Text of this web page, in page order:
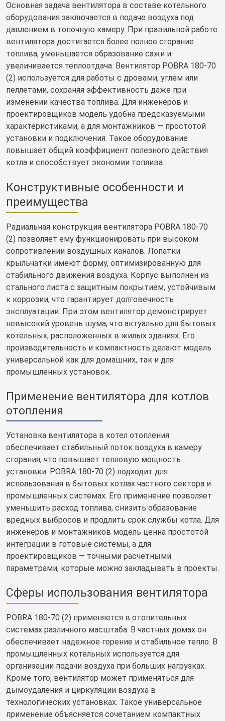
Основная задача вентилятора в составе котельного
оборудования заключается в подаче воздуха под
давлением в топочную камеру. При правильной работе
вентилятора достигается более полное сгорание
топлива, уменьшается образование сажи и
увеличивается теплоотдача. Вентилятор POBRA 180-70
(2) используется для работы с дровами, углем или
пеллетами, сохраняя эффективность даже при
изменении качества топлива. Для инженеров и
проектировщиков модель удобна предсказуемыми
характеристиками, а для монтажников — простотой
установки и подключения. Такое оборудование
повышает общий коэффициент полезного действия
котла и способствует экономии топлива.
Конструктивные особенности и
преимущества
Радиальная конструкция вентилятора POBRA 180-70
(2) позволяет ему функционировать при высоком
сопротивлении воздушных каналов. Лопатки
крыльчатки имеют форму, оптимизированную для
стабильного движения воздуха. Корпус выполнен из
стального листа с защитным покрытием, устойчивым
к коррозии, что гарантирует долговечность
эксплуатации. При этом вентилятор демонстрирует
невысокий уровень шума, что актуально для бытовых
котельных, расположенных в жилых зданиях. Его
производительность и компактность делают модель
универсальной как для домашних, так и для
промышленных установок.
Применение вентилятора для котлов
отопления
Установка вентилятора в котел отопления
обеспечивает стабильный поток воздуха в камеру
сгорания, что повышает тепловую мощность
установки. POBRA 180-70 (2) подходит для
использования в бытовых котлах частного сектора и
промышленных системах. Его применение позволяет
уменьшить расход топлива, снизить образование
вредных выбросов и продлить срок службы котла. Для
инженеров и монтажников модель ценна простотой
интеграции в готовые системы, а для
проектировщиков — точными расчетными
параметрами, которые можно закладывать в проекты.
Сферы использования вентилятора
POBRA 180-70 (2) применяется в отопительных
системах различного масштаба. В частных домах он
обеспечивает надежное горение и стабильное тепло. В
промышленных котельных используется для
организации подачи воздуха при больших нагрузках.
Кроме того, вентилятор может применяться для
дымоудаления и циркуляции воздуха в
технологических установках. Такое универсальное
применение объясняется сочетанием компактных